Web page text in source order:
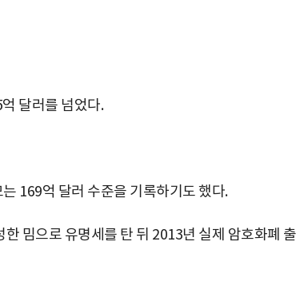
달러를 넘었다.
169억 달러 수준을 기록하기도 했다.
밈으로 유명세를 탄 뒤 2013년 실제 암호화폐 출